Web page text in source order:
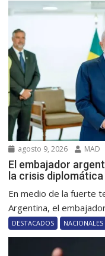
agosto 9, 2026 MAD
El embajador
la crisis diplomática
En medio de la fuerte
Argentina, el
DESTACADOS NACIONALES